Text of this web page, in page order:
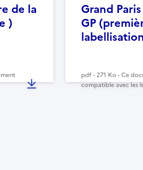
de la
)
Grand
GP
pdf - 271 Ko - Ce
compatible avec les